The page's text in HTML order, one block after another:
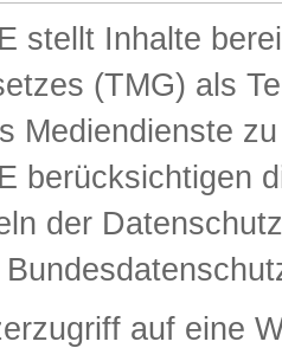
stellt Inhalte
(TMG) als
Mediendienste
berücksichtigen
der
auf eine